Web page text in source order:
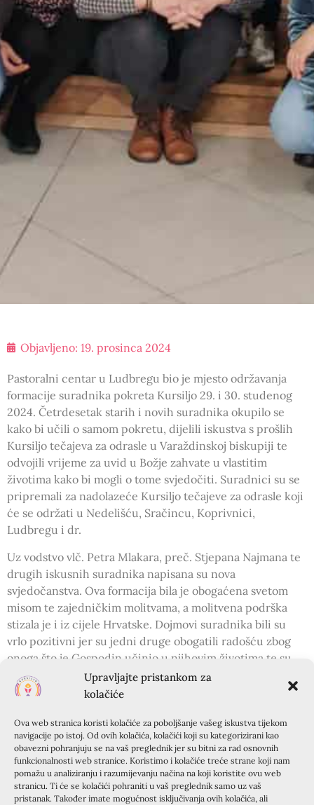
Upravljajte pristankom za
kolačiće
Ova web stranica koristi kolačiće za poboljšanje vašeg iskustva tijekom
navigacije po istoj. Od ovih kolačića, kolačići koji su kategorizirani kao
obavezni pohranjuju se na vaš preglednik jer su bitni za rad osnovnih
funkcionalnosti web stranice. Koristimo i kolačiće treće strane koji nam
pomažu u analiziranju i razumijevanju načina na koji koristite ovu web
stranicu. Ti će se kolačići pohraniti u vaš preglednik samo uz vaš
pristanak. Također imate mogućnost isključivanja ovih kolačića, ali
Objavljeno: 19. prosinca 2024
Pastoralni centar u Ludbregu bio je mjesto održavanja
formacije suradnika pokreta Kursiljo 29. i 30. studenog
2024. Četrdesetak starih i novih suradnika okupilo se
kako bi učili o samom pokretu, dijelili iskustva s prošlih
Kursiljo tečajeva za odrasle u Varaždinskoj biskupiji te
odvojili vrijeme za uvid u Božje zahvate u vlastitim
životima kako bi mogli o tome svjedočiti. Suradnici su se
pripremali za nadolazeće Kursiljo tečajeve za odrasle koji
će se održati u Nedelišću, Sračincu, Koprivnici,
Ludbregu i dr.
Uz vodstvo vlč. Petra Mlakara, preč. Stjepana Najmana te
drugih iskusnih suradnika napisana su nova
svjedočanstva. Ova formacija bila je obogaćena svetom
misom te zajedničkim molitvama, a molitvena podrška
stizala je i iz cijele Hrvatske. Dojmovi suradnika bili su
vrlo pozitivni jer su jedni druge obogatili radošću zbog
onoga što je Gospodin učinio u njihovim životima te su
time bili potaknuti na daljnje služenje Njemu – kad god i
gdje god ih zove.